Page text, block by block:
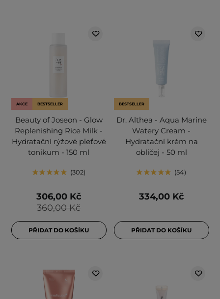
AKCE BESTSELLER
Beauty of Joseon - Glow
Replenishing Rice Milk -
Hydratační rýžové pleťové
tonikum - 150 ml
302
360,00 Kč
306,00 Kč
PŘIDAT DO KOŠÍKU
BESTSELLER
Dr. Althea - Aqua Marine
Watery Cream -
Hydratační krém na
obličej - 50 ml
54
334,00 Kč
PŘIDAT DO KOŠÍKU